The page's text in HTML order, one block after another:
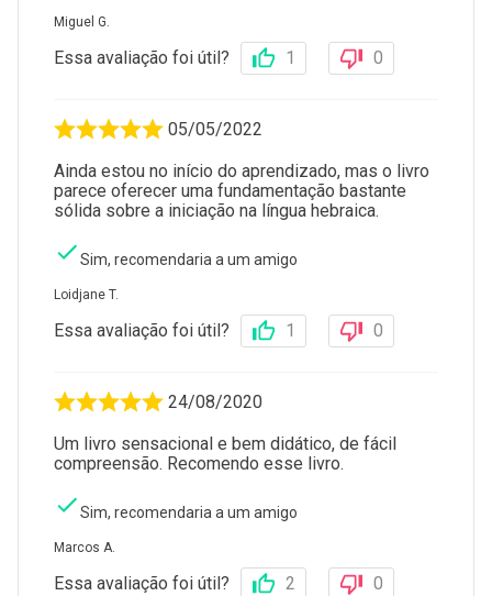
Miguel G.
Essa avaliação foi útil? 1 0
05/05/2022
Ainda estou no início do aprendizado, mas o livro
parece oferecer uma fundamentação bastante
sólida sobre a iniciação na língua hebraica.
Sim, recomendaria a um amigo
Loidjane T.
Essa avaliação foi útil? 1 0
24/08/2020
Um livro sensacional e bem didático, de fácil
compreensão. Recomendo esse livro.
Sim, recomendaria a um amigo
Marcos A.
Essa avaliação foi útil? 2 0